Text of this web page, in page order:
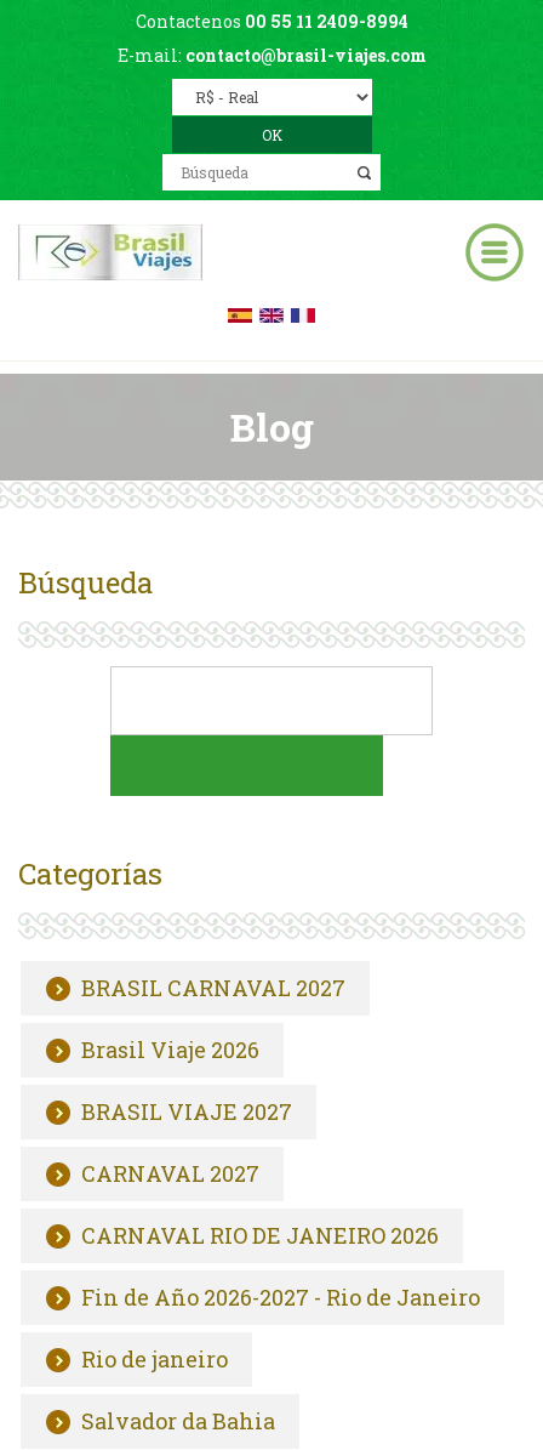
Contactenos 00 55 11 2409-8994
E-mail: contacto@brasil-viajes.com
Blog
Búsqueda
Categorías
BRASIL CARNAVAL 2027
Brasil Viaje 2026
BRASIL VIAJE 2027
CARNAVAL 2027
CARNAVAL RIO DE JANEIRO 2026
Fin de Año 2026-2027 - Rio de Janeiro
Rio de janeiro
Salvador da Bahia